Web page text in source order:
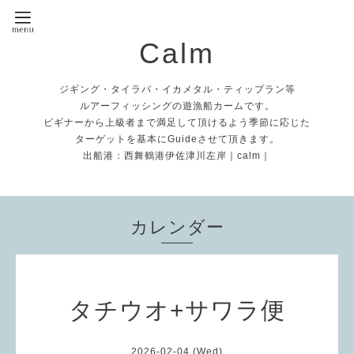
Calm
ジギング・タイラバ・イカメタル・ティップラン等
ルアーフィッシングの遊漁船カームです。
ビギナーから上級者まで満足して頂けるよう季節に応じた
ターゲットを基本にGuideさせて頂きます。
出船港：西舞鶴港伊佐津川左岸｜calm｜
カレンダー
タチウオ+サワラ便
2026-02-04 (Wed)